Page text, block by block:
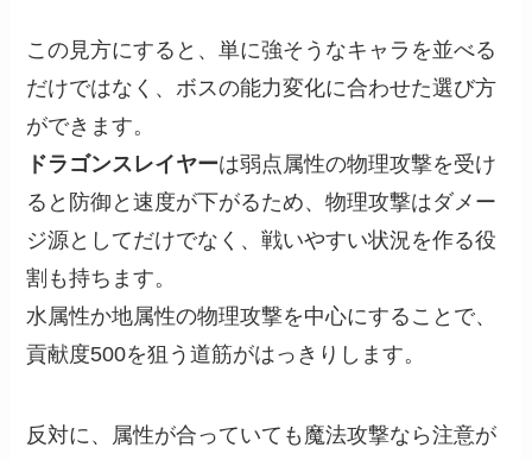
この見方にすると、単に強そうなキャラを並べる
だけではなく、ボスの能力変化に合わせた選び方
ができます。
ドラゴンスレイヤーは弱点属性の物理攻撃を受け
ると防御と速度が下がるため、物理攻撃はダメー
ジ源としてだけでなく、戦いやすい状況を作る役
割も持ちます。
水属性か地属性の物理攻撃を中心にすることで、
貢献度500を狙う道筋がはっきりします。
反対に、属性が合っていても魔法攻撃なら注意が